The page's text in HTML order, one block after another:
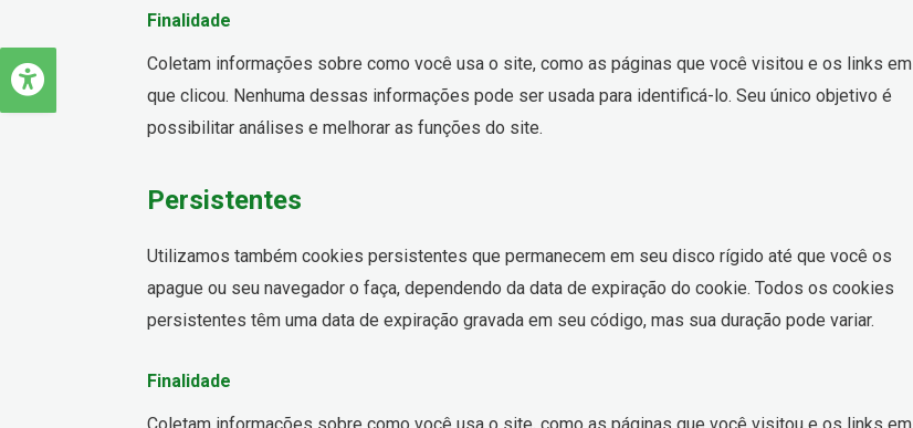
Finalidade
Coletam informações sobre como você usa o site, como as páginas que você visitou e os links em
que clicou. Nenhuma dessas informações pode ser usada para identificá-lo. Seu único objetivo é
possibilitar análises e melhorar as funções do site.
Persistentes
Utilizamos também cookies persistentes que permanecem em seu disco rígido até que você os
apague ou seu navegador o faça, dependendo da data de expiração do cookie. Todos os cookies
persistentes têm uma data de expiração gravada em seu código, mas sua duração pode variar.
Finalidade